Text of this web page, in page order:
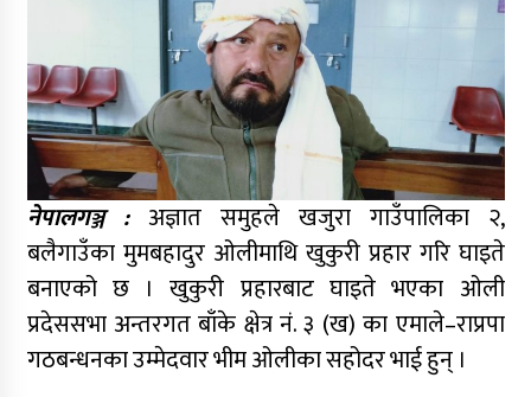
नेपालगञ्ज : अज्ञात समुहले खजुरा गाउँपालिका २,
बलैगाउँका मुमबहादुर ओलीमाथि खुकुरी प्रहार गरि घाइते
बनाएको छ । खुकुरी प्रहारबाट घाइते भएका ओली
प्रदेससभा अन्तरगत बाँके क्षेत्र नं. ३ (ख) का एमाले–राप्रपा
गठबन्धनका उम्मेदवार भीम ओलीका सहोदर भाई हुन् ।